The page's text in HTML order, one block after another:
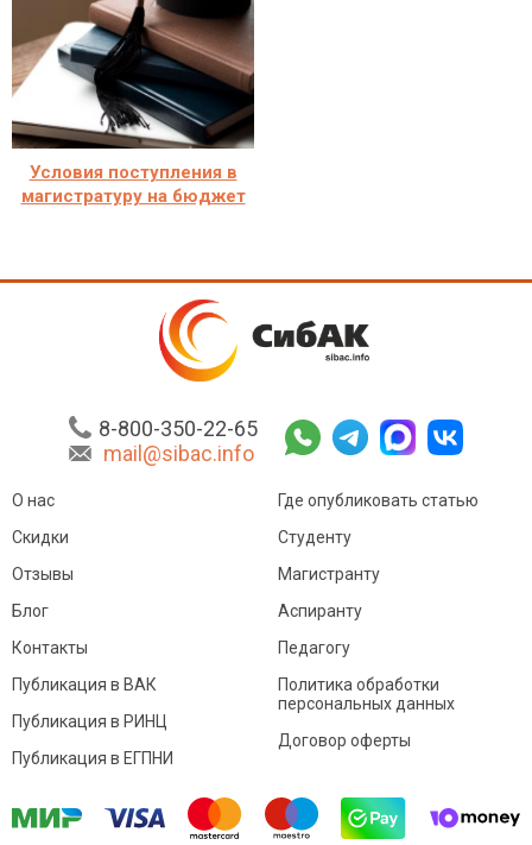
Условия поступления в
магистратуру на бюджет
8-800-350-22-65
mail@sibac.info
О нас
Скидки
Отзывы
Блог
Контакты
Где опубликовать статью
Студенту
Магистранту
Аспиранту
Педагогу
Публикация в ВАК
Публикация в РИНЦ
Публикация в ЕГПНИ
Политика обработки
персональных данных
Договор оферты